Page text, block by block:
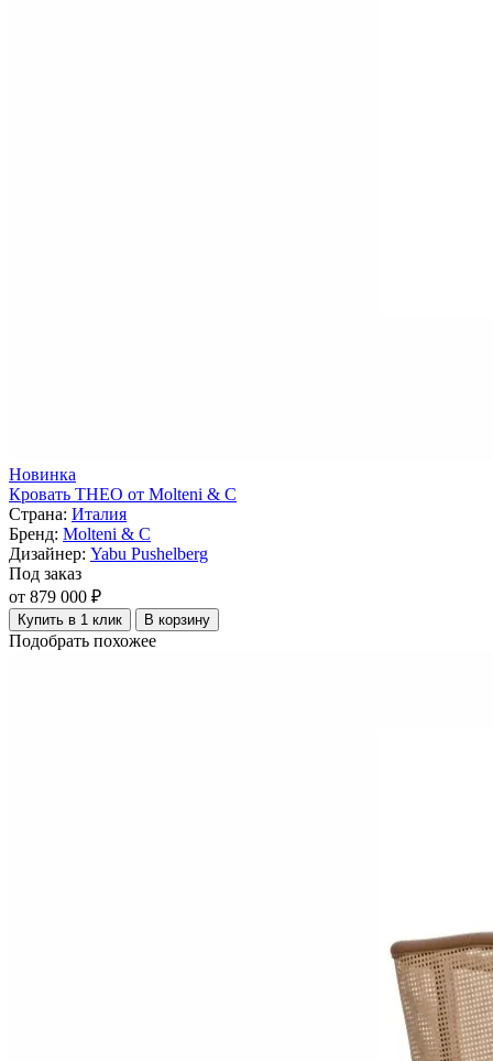
Новинка
Кровать THEO от Molteni & C
Страна: Италия
Бренд: Molteni & C
Дизайнер: Yabu Pushelberg
Под заказ
от 879 000 ₽
Купить в 1 клик В корзину
Подобрать похожее